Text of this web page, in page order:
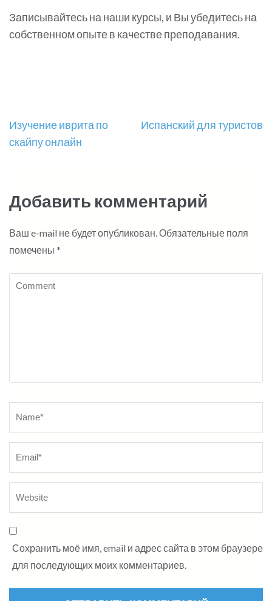
Записывайтесь на наши курсы, и Вы убедитесь на
собственном опыте в качестве преподавания.
Навигация
по
Изучение иврита по
скайпу онлайн
Испанский для туристов
Добавить комментарий
Ваш e-mail не будет опубликован. Обязательные поля
помечены *
Сохранить моё имя, email и адрес сайта в этом браузере
для последующих моих комментариев.